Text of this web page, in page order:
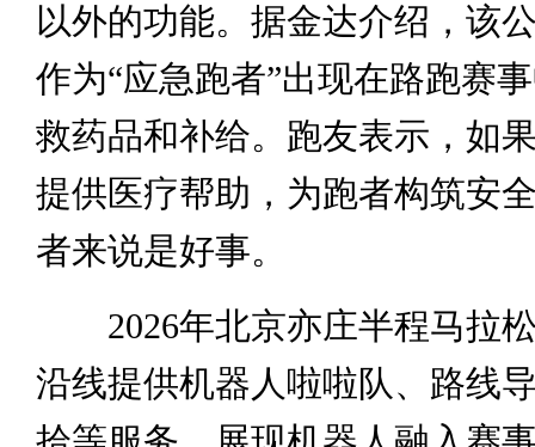
以外的功能。据金达介绍，该
作为“应急跑者”出现在路跑赛
救药品和补给。跑友表示，如
提供医疗帮助，为跑者构筑安
者来说是好事。
2026年北京亦庄半程马拉
沿线提供机器人啦啦队、路线